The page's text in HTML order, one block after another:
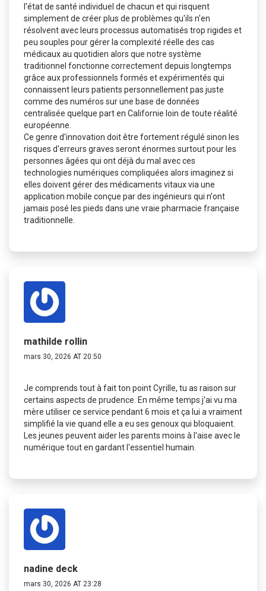
l'état de santé individuel de chacun et qui risquent
simplement de créer plus de problèmes qu'ils n'en
résolvent avec leurs processus automatisés trop rigides et
peu souples pour gérer la complexité réelle des cas
médicaux au quotidien alors que notre système
traditionnel fonctionne correctement depuis longtemps
grâce aux professionnels formés et expérimentés qui
connaissent leurs patients personnellement pas juste
comme des numéros sur une base de données
centralisée quelque part en Californie loin de toute réalité
européenne.
Ce genre d'innovation doit être fortement régulé sinon les
risques d'erreurs graves seront énormes surtout pour les
personnes âgées qui ont déjà du mal avec ces
technologies numériques compliquées alors imaginez si
elles doivent gérer des médicaments vitaux via une
application mobile conçue par des ingénieurs qui n'ont
jamais posé les pieds dans une vraie pharmacie française
traditionnelle.
mathilde rollin
mars 30, 2026 AT 20:50
Je comprends tout à fait ton point Cyrille, tu as raison sur
certains aspects de prudence. En même temps j'ai vu ma
mère utiliser ce service pendant 6 mois et ça lui a vraiment
simplifié la vie quand elle a eu ses genoux qui bloquaient.
Les jeunes peuvent aider les parents moins à l'aise avec le
numérique tout en gardant l'essentiel humain.
nadine deck
mars 30, 2026 AT 23:28